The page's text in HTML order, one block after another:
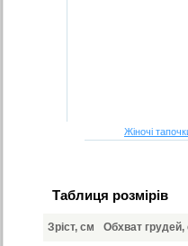
Жіночі
Таблиця розмірів
Зріст, см Обхват грудей,